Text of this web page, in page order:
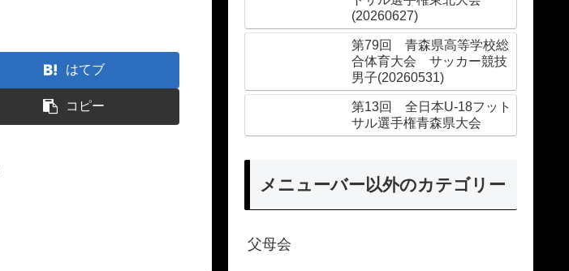
はてブ
コピー
(20260627)
第79回 青森県高等学校総
合体育大会 サッカー競技
男子(20260531)
第13回 全日本U-18フット
サル選手権青森県大会
メニューバー以外のカテゴリー
父母会